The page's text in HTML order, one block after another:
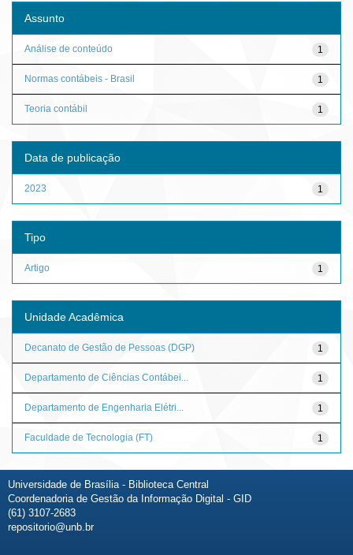
Assunto
1
Análise de conteúdo
1
Normas contábeis - Brasil
1
Teoria contábil
Data de publicação
1
2023
Tipo
1
Artigo
Unidade Acadêmica
1
Decanato de Gestão de Pessoas (DGP)
1
Departamento de Ciências Contábei...
1
Departamento de Engenharia Elétri...
1
Faculdade de Tecnologia (FT)
Universidade de Brasília - Biblioteca Central
Coordenadoria de Gestão da Informação Digital - GID
(61) 3107-2683
repositorio@unb.br